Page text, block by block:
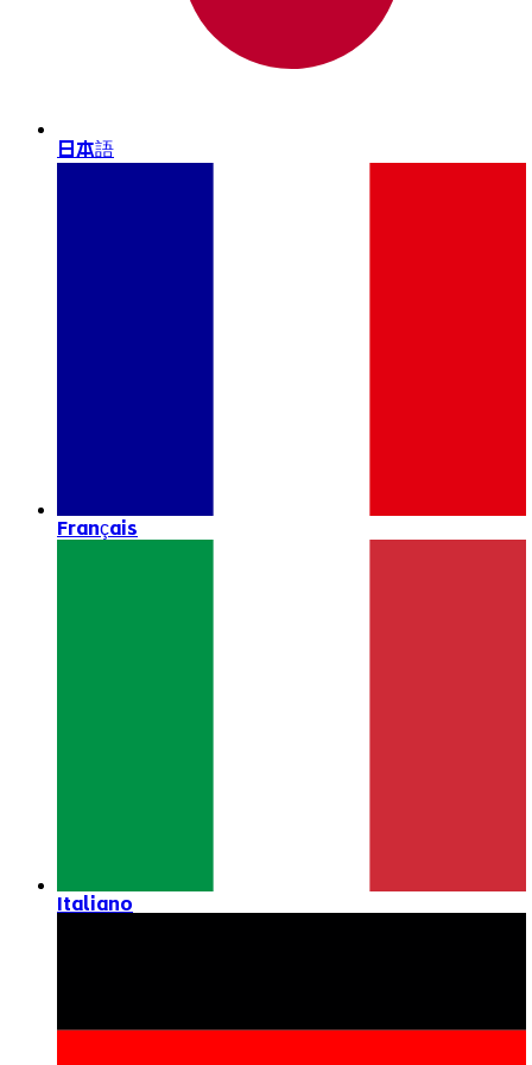
日本語
Français
Italiano